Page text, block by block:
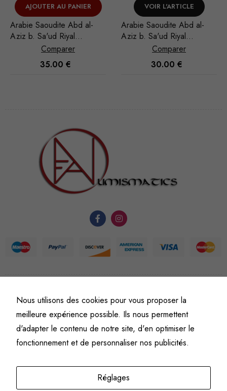
al-
VOIR L'ARTICLE
Arabie Saoudite Abd al-
Aziz b. Sa'ud Riyal
1951/AH 1370
VOIR
Arabie Saoudite
Aziz b. Sa'ud Riyal
1935/AH 1354
©Fine art numismatics– Tous droits réservés.
Politique de confidentialité
Conditions générales de vente et d’utilisation
Mentions légales
Nous utilisons des cookies pour vous proposer la
meilleure expérience possible. Ils nous permettent
d'adapter le contenu de notre site, d'en optimiser le
fonctionnement et de personnaliser nos publicités.
Réglages
du site Web.
Afin que
améliorer la
et la
structure du
site Web, en
fonction de
l'usage qu'il